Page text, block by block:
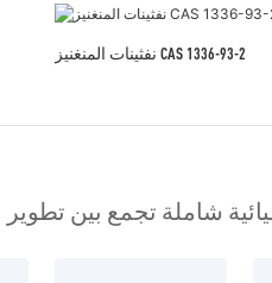
نفثينات المنغنيز CAS 1336-93-2
شاملة تجمع بين تطوير